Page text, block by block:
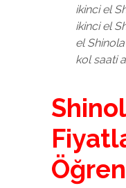
ikinci el
ikinci el
el
kol saati